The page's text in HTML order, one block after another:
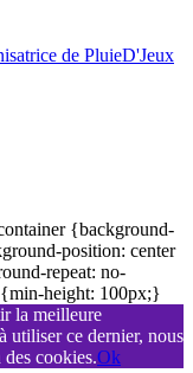
de PluieD'Jeux
{background-
position: center
repeat: no-
{min-height: 100px;}
la meilleure
utiliser ce dernier, nous
cookies.Ok